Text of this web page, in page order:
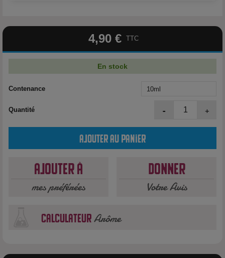
4,90 € TTC
En stock
Contenance
Quantité - +
Ajouter au panier
Ajouter à
mes préférées
Donner
Votre Avis
calculateur Arôme